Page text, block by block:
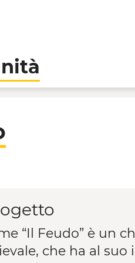
“Il Feudo” è un
che ha al